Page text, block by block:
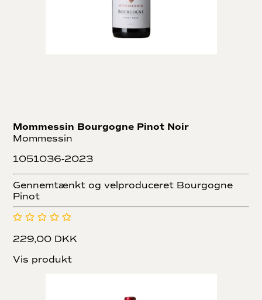
Mommessin Bourgogne Pinot Noir
Mommessin
1051036-2023
Gennemtænkt og velproduceret Bourgogne
Pinot
229,00 DKK
Vis produkt